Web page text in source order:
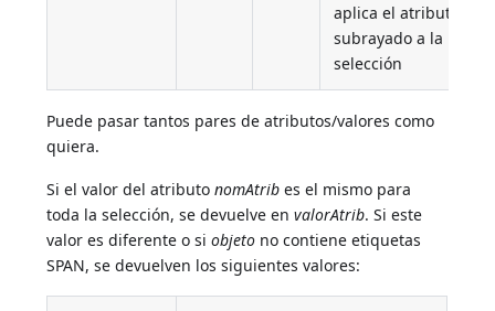
aplica el atributo
subrayado a la
selección
Puede pasar tantos pares de atributos/valores como
quiera.
Si el valor del atributonomAtrib es el mismo para
toda la selección, se devuelve envalorAtrib. Si este
valor es diferente o siobjeto no contiene etiquetas
SPAN, se devuelven los siguientes valores: